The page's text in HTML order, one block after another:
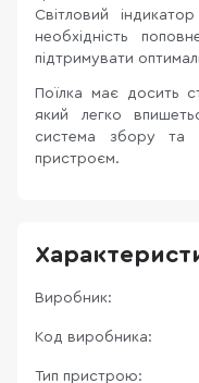
Світловий
необхідність
підтримувати
Поїлка має досить
який легко
система збору та
пристроєм.
Виробник:
Код виробника:
Тип пристрою: